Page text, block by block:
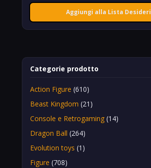
Aggiungi alla Lista Desideri
Categorie prodotto
Action Figure (610)
Beast Kingdom (21)
Console e Retrogaming (14)
Dragon Ball (264)
Evolution toys (1)
Figure (708)